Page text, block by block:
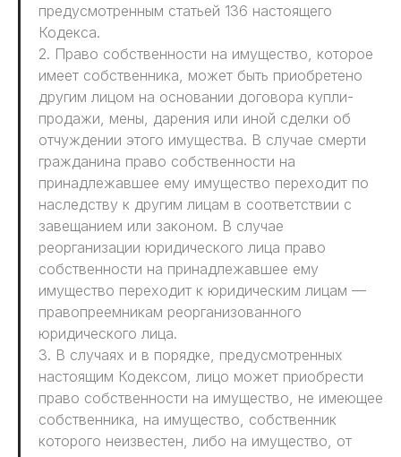
предусмотренным статьей 136 настоящего
Кодекса.
2. Право собственности на имущество, которое
имеет собственника, может быть приобретено
другим лицом на основании договора купли-
продажи, мены, дарения или иной сделки об
отчуждении этого имущества. В случае смерти
гражданина право собственности на
принадлежавшее ему имущество переходит по
наследству к другим лицам в соответствии с
завещанием или законом. В случае
реорганизации юридического лица право
собственности на принадлежавшее ему
имущество переходит к юридическим лицам —
правопреемникам реорганизованного
юридического лица.
3. В случаях и в порядке, предусмотренных
настоящим Кодексом, лицо может приобрести
право собственности на имущество, не имеющее
собственника, на имущество, собственник
которого неизвестен, либо на имущество, от